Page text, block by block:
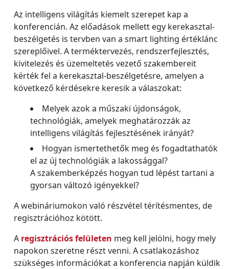
Az intelligens világítás kiemelt szerepet kap a
konferencián. Az előadások mellett egy kerekasztal-
beszélgetés is tervben van a smart lighting értéklánc
szereplőivel. A terméktervezés, rendszerfejlesztés,
kivitelezés és üzemeltetés vezető szakembereit
kérték fel a kerekasztal-beszélgetésre, amelyen a
következő kérdésekre keresik a válaszokat:
Melyek azok a műszaki újdonságok,
technológiák, amelyek meghatározzák az
intelligens világítás fejlesztésének irányát?
Hogyan ismertethetők meg és fogadtathatók
el az új technológiák a lakossággal?
A szakemberképzés hogyan tud lépést tartani a
gyorsan változó igényekkel?
A webináriumokon való részvétel térítésmentes, de
regisztrációhoz kötött.
A regisztrációs felületen meg kell jelölni, hogy mely
napokon szeretne részt venni. A csatlakozáshoz
szükséges információkat a konferencia napján küldik